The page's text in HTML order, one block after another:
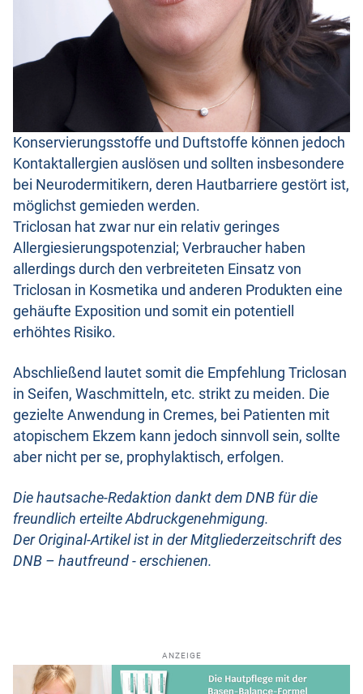
Konservierungsstoffe und Duftstoffe können jedoch
Kontaktallergien auslösen und sollten insbesondere
bei Neurodermitikern, deren Hautbarriere gestört ist,
möglichst gemieden werden.
Triclosan hat zwar nur ein relativ geringes
Allergiesierungspotenzial; Verbraucher haben
allerdings durch den verbreiteten Einsatz von
Triclosan in Kosmetika und anderen Produkten eine
gehäufte Exposition und somit ein potentiell
erhöhtes Risiko.
Abschließend lautet somit die Empfehlung Triclosan
in Seifen, Waschmitteln, etc. strikt zu meiden. Die
gezielte Anwendung in Cremes, bei Patienten mit
atopischem Ekzem kann jedoch sinnvoll sein, sollte
aber nicht per se, prophylaktisch, erfolgen.
Die hautsache-Redaktion dankt dem DNB für die
freundlich erteilte Abdruckgenehmigung.
Der Original-Artikel ist in der Mitgliederzeitschrift des
DNB – hautfreund - erschienen.
ANZEIGE